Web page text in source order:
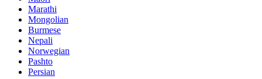
Marathi
Mongolian
Burmese
Nepali
Norwegian
Pashto
Persian